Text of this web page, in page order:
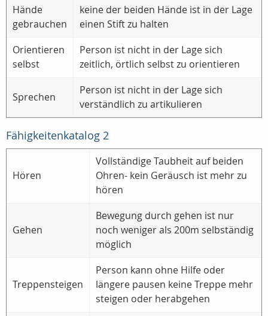
Hände
gebrauchen
keine der beiden Hände ist in der Lage
einen Stift zu halten
Orientieren
selbst
Person ist nicht in der Lage sich
zeitlich, örtlich selbst zu orientieren
Sprechen
Person ist nicht in der Lage sich
verständlich zu artikulieren
Fähigkeitenkatalog 2
Hören
Vollständige Taubheit auf beiden
Ohren- kein Geräusch ist mehr zu
hören
Gehen
Bewegung durch gehen ist nur
noch weniger als 200m selbständig
möglich
Treppensteigen
Person kann ohne Hilfe oder
längere pausen keine Treppe mehr
steigen oder herabgehen